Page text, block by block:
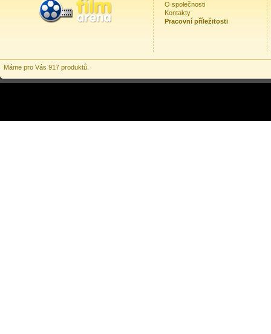
O společnosti
Kontakty
Pracovní příležitosti
Máme pro Vás 917 produktů.